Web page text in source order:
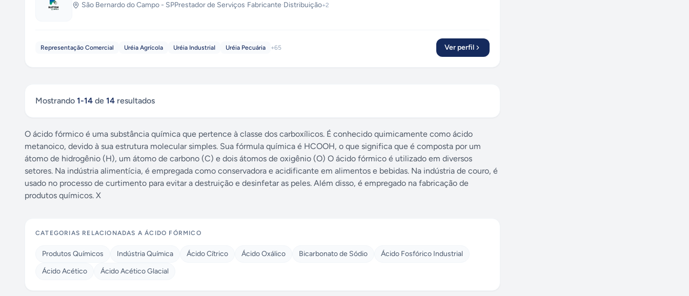
São Bernardo do Campo - SPPrestador de Serviços·Fabricante·Distribuição+2
Representação Comercial Uréia Agrícola Uréia IndustriaI Uréia Pecuária +65 Ver perfil
Mostrando 1-14 de 14 resultados
O ácido fórmico é uma substância química que pertence à classe dos carboxílicos. É conhecido quimicamente como ácido
metanoico, devido à sua estrutura molecular simples. Sua fórmula química é HCOOH, o que significa que é composta por um
átomo de hidrogênio (H), um átomo de carbono (C) e dois átomos de oxigênio (O) O ácido fórmico é utilizado em diversos
setores. Na indústria alimentícia, é empregada como conservadora e acidificante em alimentos e bebidas. Na indústria de couro, é
usado no processo de curtimento para evitar a destruição e desinfetar as peles. Além disso, é empregado na fabricação de
produtos químicos. X
CATEGORIAS RELACIONADAS AÁCIDO FÓRMICO
Produtos Químicos Indústria Química Ácido Cítrico Ácido Oxálico Bicarbonato de Sódio
Ácido Fosfórico Industrial
Ácido Acético
Ácido Acético Glacial